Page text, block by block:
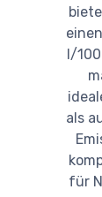
l/
als
für